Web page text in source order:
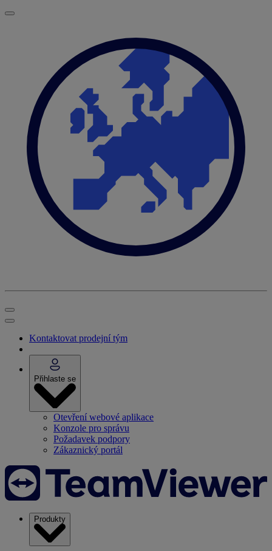
Kontaktovat prodejní tým
Přihlaste se
Otevření webové aplikace
Konzole pro správu
Požadavek podpory
Zákaznický portál
Produkty